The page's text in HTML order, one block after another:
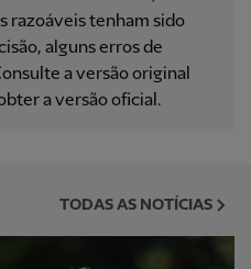
razoáveis ​​tenham sido
alguns erros de
a versão original
a versão oficial.
TODAS AS NOTÍCIAS